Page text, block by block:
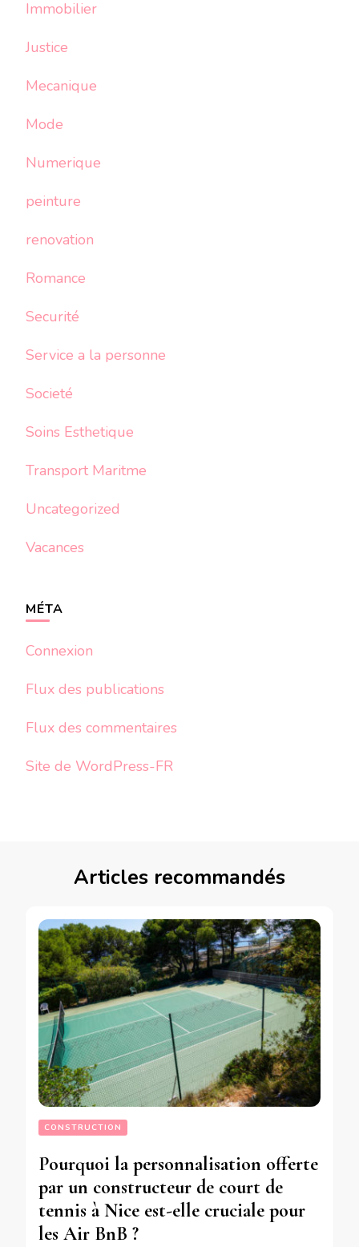
Immobilier
Justice
Mecanique
Mode
Numerique
peinture
renovation
Romance
Securité
Service a la personne
Societé
Soins Esthetique
Transport Maritme
Uncategorized
Vacances
MÉTA
Connexion
Flux des publications
Flux des commentaires
Site de WordPress-FR
Articles recommandés
CONSTRUCTION
Pourquoi la personnalisation offerte
par un constructeur de court de
tennis à Nice est-elle cruciale pour
les Air BnB ?